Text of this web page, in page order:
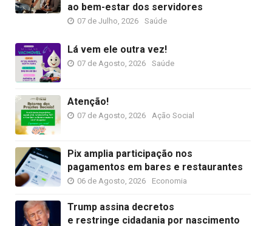
ao bem-estar dos servidores
07 de Julho, 2026 Saúde
Lá vem ele outra vez!
07 de Agosto, 2026 Saúde
Atenção!
07 de Agosto, 2026 Ação Social
Pix amplia participação nos
pagamentos em bares e restaurantes
06 de Agosto, 2026 Economia
Trump assina decretos
e restringe cidadania por nascimento